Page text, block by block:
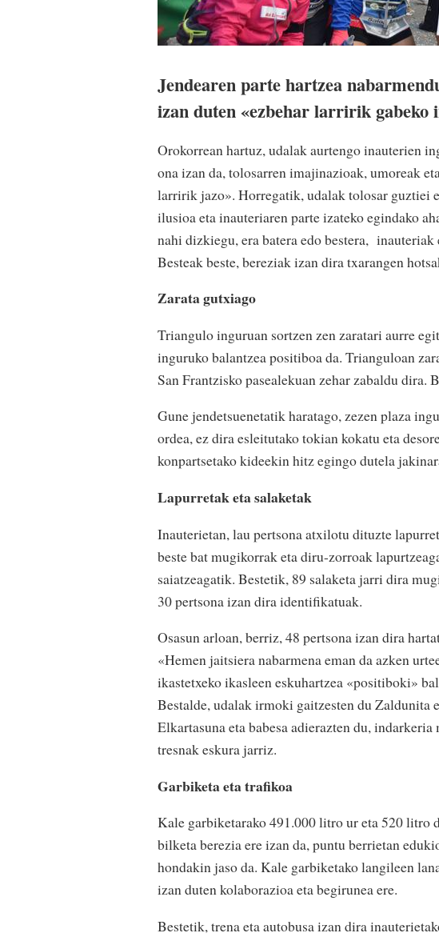
Jendearen parte hartzea
izan duten «ezbehar larririk gabeko
Orokorrean hartuz, udalak aurtengo inauterien
ona izan da, tolosarren imajinazioak, umoreak
larririk jazo». Horregatik, udalak tolosar guztiei
ilusioa eta inauteriaren parte izateko egindako
nahi dizkiegu, era batera edo bestera,
Besteak beste, bereziak izan dira txarangen
Zarata gutxiago
Triangulo inguruan sortzen zen zaratari aurre
inguruko balantzea positiboa da. Trianguloan
San Frantzisko pasealekuan zehar zabaldu
Gune jendetsuenetatik haratago, zezen plaza
ordea, ez dira esleitutako tokian kokatu eta
konpartsetako kideekin hitz egingo dutela
Lapurretak eta salaketak
Inauterietan, lau pertsona atxilotu dituzte
beste bat mugikorrak eta diru-zorroak
saiatzeagatik. Bestetik, 89 salaketa jarri dira
30 pertsona izan dira identifikatuak.
Osasun arloan, berriz, 48 pertsona izan dira
«Hemen jaitsiera nabarmena eman da azken
ikastetxeko ikasleen eskuhartzea «positiboki»
Bestalde, udalak irmoki gaitzesten du Zaldunita
Elkartasuna eta babesa adierazten du,
tresnak eskura jarriz.
Garbiketa eta trafikoa
Kale garbiketarako 491.000 litro ur eta 520 litro
bilketa berezia ere izan da, puntu berrietan
hondakin jaso da. Kale garbiketako langileen
izan duten kolaborazioa eta begirunea ere.
Bestetik, trena eta autobusa izan dira